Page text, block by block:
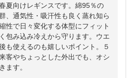
夏向けレギンスです。綿95％の
、通気性・吸汗性も良く蒸れ知ら
性で日々変化する体型にフィット
包み込み冷えから守ります。ウエ
も使えるのも嬉しいポイント。５
客やちょっとした外出でも、オシ
ます。